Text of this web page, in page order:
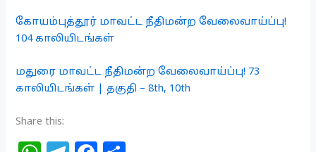
கோயம்புத்தூர் மாவட்ட நீதிமன்ற வேலைவாய்ப்பு!
104 காலியிடங்கள்
மதுரை மாவட்ட நீதிமன்ற வேலைவாய்ப்பு! 73
காலியிடங்கள் | தகுதி – 8th, 10th
Share this: